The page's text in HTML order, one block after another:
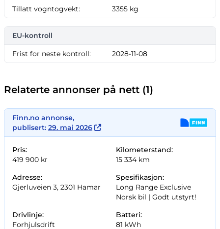
Tillatt vogntogvekt:
3355 kg
EU-kontroll
Frist for neste kontroll: 2028-11-08
Relaterte annonser på nett (1)
Finn.no annonse,
publisert: 29. mai 2026
Pris:
419 900 kr
Kilometerstand:
15 334 km
Adresse:
Gjerluveien 3, 2301 Hamar
Spesifikasjon:
Long Range Exclusive
Norsk bil | Godt utstyrt!
Drivlinje:
Forhjulsdrift
Batteri:
81 kWh